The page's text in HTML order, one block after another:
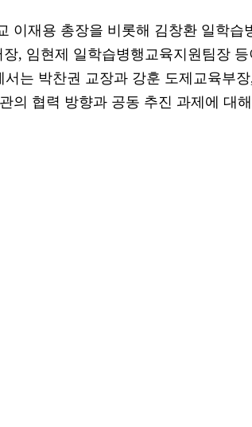
이재용 총장을 비롯해 김창환 일학습
, 임현제 일학습병행교육지원팀장 등
는 박찬권 교장과 강훈 도제교육부
의 협력 방향과 공동 추진 과제에 대